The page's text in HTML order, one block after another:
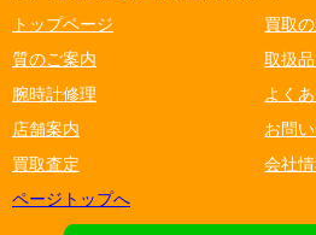
トップページ
買取
質のご案内
取扱品
腕時計修理
よく
店舗案内
お問
買取査定
会社
ページトップへ